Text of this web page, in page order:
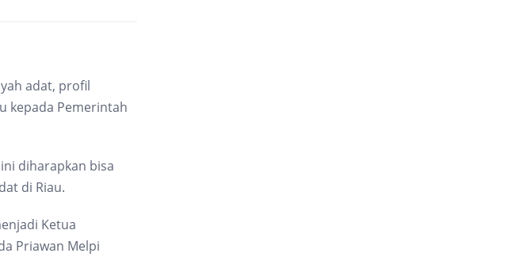
adat, profil
kepada Pemerintah
diharapkan bisa
di Riau.
Ketua
Priawan Melpi